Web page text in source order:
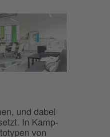
und dabei
In Kamp-
von